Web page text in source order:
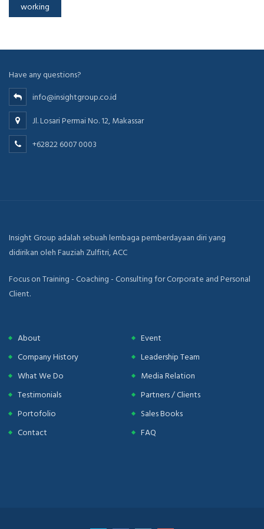
working
Have any questions?
info@insightgroup.co.id
Jl. Losari Permai No. 12, Makassar
+62822 6007 0003
Insight Group adalah sebuah lembaga pemberdayaan diri yang
didirikan oleh Fauziah Zulfitri, ACC
Focus on Training - Coaching - Consulting for Corporate and Personal
Client.
About
Event
Company History
Leadership Team
What We Do
Media Relation
Testimonials
Partners / Clients
Portofolio
Sales Books
Contact
FAQ